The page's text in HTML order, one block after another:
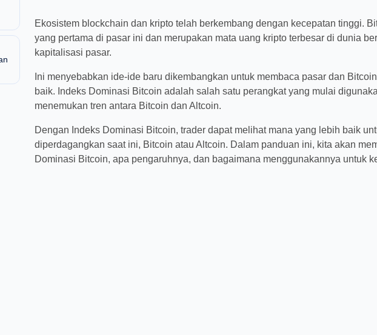
Ekosistem blockchain dan kripto telah berkembang dengan kecepatan
adalah yang pertama di pasar ini dan merupakan mata uang kripto
berdasarkan kapitalisasi pasar.
Ini menyebabkan ide-ide baru dikembangkan untuk membaca pasar dan
lebih baik. Indeks Dominasi Bitcoin adalah salah satu perangkat yang
trader untuk menemukan tren antara Bitcoin dan Altcoin.
Dengan Indeks Dominasi Bitcoin, trader dapat melihat mana yang lebih
diperdagangkan saat ini, Bitcoin atau Altcoin. Dalam panduan ini, kita
apa arti Dominasi Bitcoin, apa pengaruhnya, dan bagaimana